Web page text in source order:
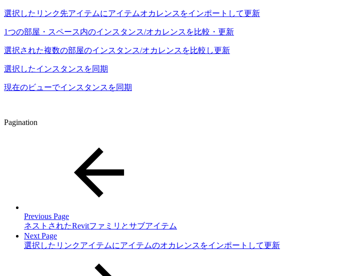
選択したリンク先アイテムにアイテムオカレンスをインポートして更新
1つの部屋・スペース内のインスタンス/オカレンスを比較・更新
選択された複数の部屋のインスタンス/オカレンスを比較し更新
選択したインスタンスを同期
現在のビューでインスタンスを同期
Pagination
Previous Page
ネストされたRevitファミリとサブアイテム
Next Page
選択したリンクアイテムにアイテムのオカレンスをインポートして更新